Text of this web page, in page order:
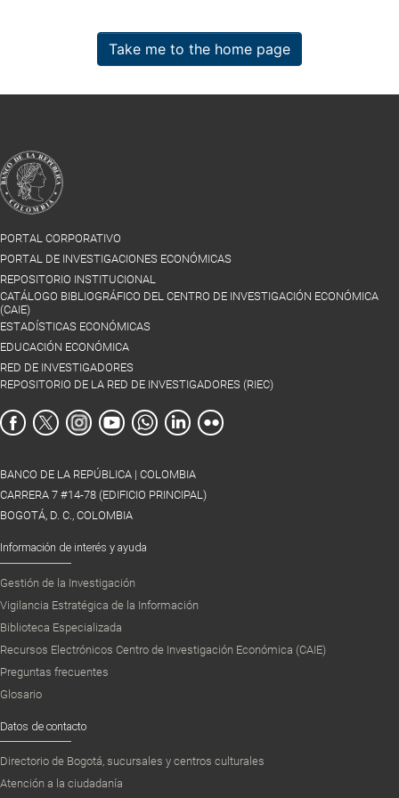
Take me to the home page
PORTAL CORPORATIVO
PORTAL DE INVESTIGACIONES ECONÓMICAS
REPOSITORIO INSTITUCIONAL
CATÁLOGO BIBLIOGRÁFICO DEL CENTRO DE INVESTIGACIÓN ECONÓMICA
(CAIE)
ESTADÍSTICAS ECONÓMICAS
EDUCACIÓN ECONÓMICA
RED DE INVESTIGADORES
REPOSITORIO DE LA RED DE INVESTIGADORES (RIEC)
BANCO DE LA REPÚBLICA | COLOMBIA
CARRERA 7 #14-78 (EDIFICIO PRINCIPAL)
BOGOTÁ, D. C., COLOMBIA
Información de interés y ayuda
Gestión de la Investigación
Vigilancia Estratégica de la Información
Biblioteca Especializada
Recursos Electrónicos Centro de Investigación Económica (CAIE)
Preguntas frecuentes
Glosario
Datos de contacto
Directorio de Bogotá, sucursales y centros culturales
Atención a la ciudadanía